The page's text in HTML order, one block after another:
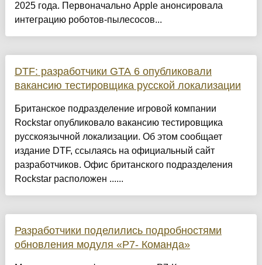
2025 года. Первоначально Apple анонсировала
интеграцию роботов-пылесосов...
DTF: разработчики GTA 6 опубликовали
вакансию тестировщика русской локализации
Британское подразделение игровой компании
Rockstar опубликовало вакансию тестировщика
русскоязычной локализации. Об этом сообщает
издание DTF, ссылаясь на официальный сайт
разработчиков. Офис британского подразделения
Rockstar расположен ......
Разработчики поделились подробностями
обновления модуля «Р7- Команда»